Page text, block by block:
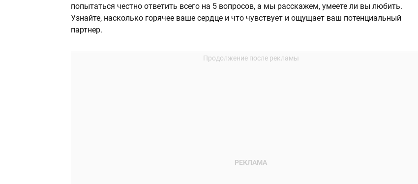
попытаться честно ответить всего на 5 вопросов, а мы расскажем, умеете ли вы любить.
Узнайте, насколько горячее ваше сердце и что чувствует и ощущает ваш потенциальный
партнер.